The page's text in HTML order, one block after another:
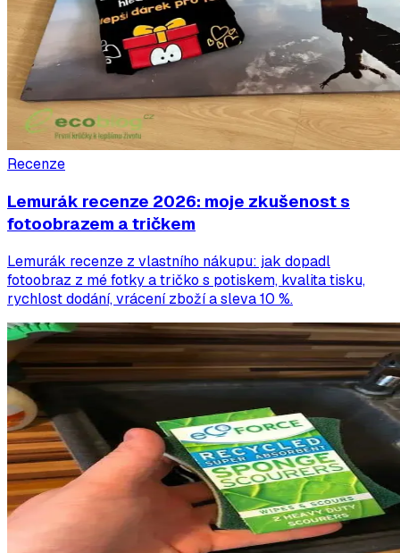
Recenze
Lemurák recenze 2026: moje zkušenost s
fotoobrazem a tričkem
Lemurák recenze z vlastního nákupu: jak dopadl
fotoobraz z mé fotky a tričko s potiskem, kvalita tisku,
rychlost dodání, vrácení zboží a sleva 10 %.